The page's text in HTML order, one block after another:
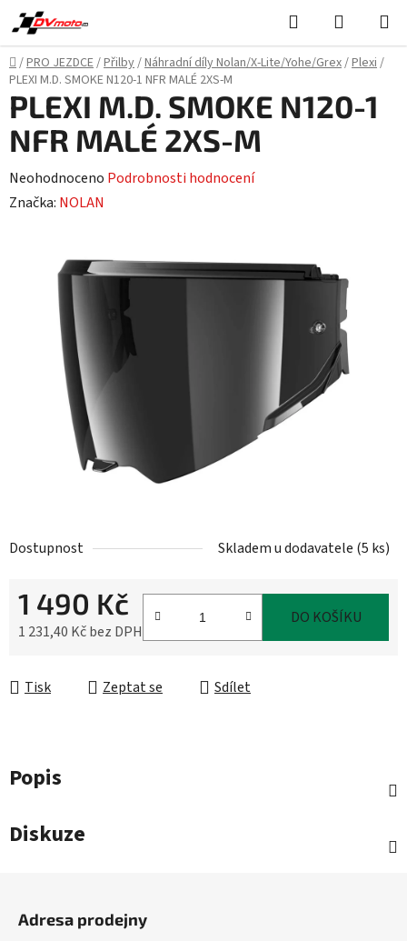
Přejít
na
obsah
Hledat
KOŠÍK
Domů
/PRO JEZDCE/Přilby/Náhradní díly Nolan/X-Lite/Yohe/Grex/Plexi/
PLEXI M.D. SMOKE N120-1 NFR MALÉ 2XS-M
Dostupnost Skladem u dodavatele (5 ks)
1 490 Kč
1 231,40 Kč bez DPH
DO KOŠÍKU
Tisk Zeptat se Sdílet
PLEXI M.D. SMOKE N120-1
NFR MALÉ 2XS-M
Průměrné
hodnocení
hvězdiček.
Neohodnoceno Podrobnosti hodnocení
Značka: NOLAN
Popis
Diskuze
Adresa prodejny